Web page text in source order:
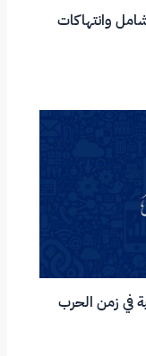
وانتهاكات
في زمن الحرب